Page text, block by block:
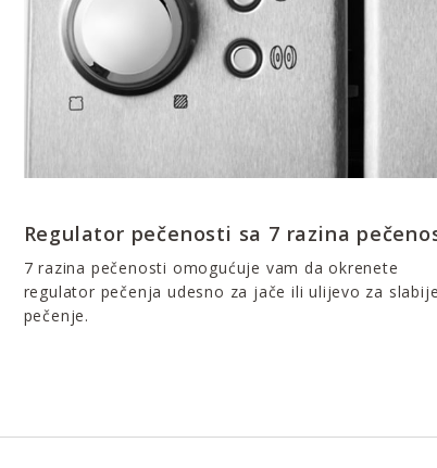
Regulator pečenosti sa 7 razina
7 razina pečenosti omogućuje vam da okrenete
regulator pečenja udesno za jače ili ulijevo za slabije
pečenje.